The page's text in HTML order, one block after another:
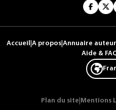
Accueil A propos Annuaire
Aide &
Plan du site Mentions